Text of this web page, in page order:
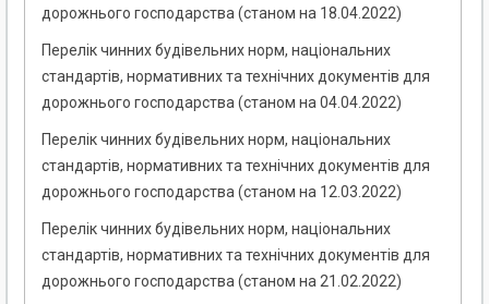
дорожнього господарства (станом на 18.04.2022)
Перелік чинних будівельних норм, національних
стандартів, нормативних та технічних документів для
дорожнього господарства (станом на 04.04.2022)
Перелік чинних будівельних норм, національних
стандартів, нормативних та технічних документів для
дорожнього господарства (станом на 12.03.2022)
Перелік чинних будівельних норм, національних
стандартів, нормативних та технічних документів для
дорожнього господарства (станом на 21.02.2022)